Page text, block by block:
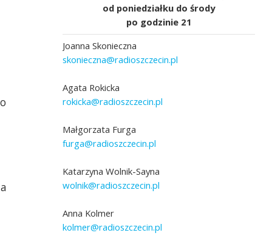
od poniedziałku do środy
po godzinie 21
Joanna Skonieczna
skonieczna@radioszczecin.pl
Agata Rokicka
rokicka@radioszczecin.pl
Małgorzata Furga
furga@radioszczecin.pl
Katarzyna Wolnik-Sayna
wolnik@radioszczecin.pl
Anna Kolmer
kolmer@radioszczecin.pl